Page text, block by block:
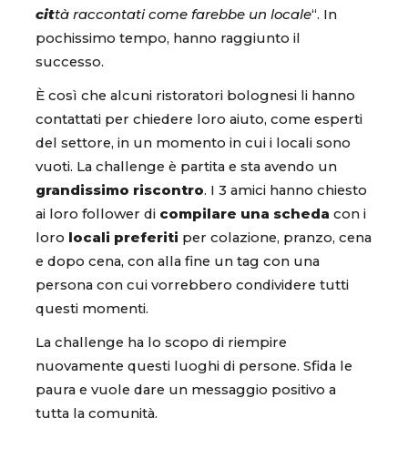
città raccontati come farebbe un locale“. In
pochissimo tempo, hanno raggiunto il
successo.
È così che alcuni ristoratori bolognesi li hanno
contattati per chiedere loro aiuto, come esperti
del settore, in un momento in cui i locali sono
vuoti. La challenge è partita e sta avendo un
grandissimo riscontro. I 3 amici hanno chiesto
ai loro follower di compilare una scheda con i
loro locali preferiti per colazione, pranzo, cena
e dopo cena, con alla fine un tag con una
persona con cui vorrebbero condividere tutti
questi momenti.
La challenge ha lo scopo di riempire
nuovamente questi luoghi di persone. Sfida le
paura e vuole dare un messaggio positivo a
tutta la comunità.